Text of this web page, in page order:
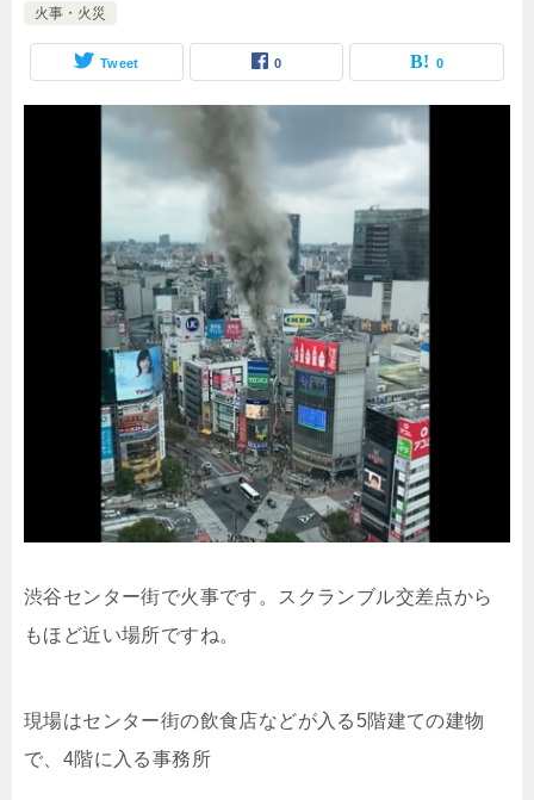
火事・火災
Tweet 0 0
渋谷センター街で火事です。スクランブル交差点から
もほど近い場所ですね。
現場はセンター街の飲食店などが入る5階建ての建物
で、4階に入る事務所